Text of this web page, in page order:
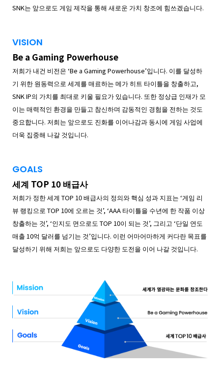
SNK는 앞으로도 게임 제작을 통해 새로운 가치 창조에 힘쓰겠습니다.
VISION
Be a Gaming Powerhouse
저희가 내건 비전은 ‘Be a Gaming Powerhouse’입니다. 이를 달성하
기 위한 원동력으로 세계를 매료하는 메가 히트 타이틀을 창출하고,
SNK IP의 가치를 최대로 키울 필요가 있습니다. 또한 정상급 인재가 모
이는 매력적인 환경을 만들고 참신하며 감동적인 경험을 전하는 것도
중요합니다. 저희는 앞으로도 진화를 이어나감과 동시에 게임 사업에
더욱 집중해 나갈 것입니다.
GOALS
세계 TOP 10 배급사
저희가 정한 세계 TOP 10 배급사의 정의와 핵심 성과 지표는 ‘게임 리
뷰 랭킹으로 TOP 10에 오르는 것’, ‘AAA 타이틀을 수년에 한 작품 이상
창출하는 것’, ‘인지도 면으로도 TOP 10이 되는 것’, 그리고 ‘단일 연도
매출 10억 달러를 넘기는 것’입니다. 이런 어마어마하게 커다란 목표를
달성하기 위해 저희는 앞으로도 다양한 도전을 이어 나갈 것입니다.